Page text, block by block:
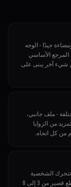
جيدًا - الوجه
المرجع الأساسي
شيء آخر يبنى على
زوايا مختلفة - ملف جانبي،
من الزوايا
من كل اتجاه.
تتحرك الشخصية
وتبدو، استخدم وضع مرجع الفيديو. قم بتحميل مقطع قصير من 3 إلى 8